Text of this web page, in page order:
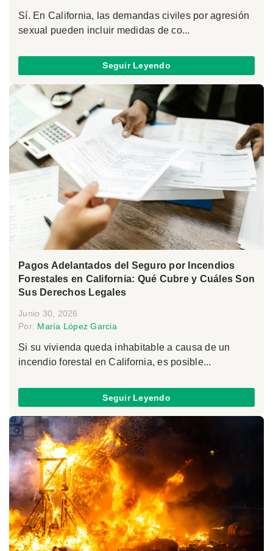
Sí. En California, las demandas civiles por agresión
sexual pueden incluir medidas de co...
Seguir Leyendo
Pagos Adelantados del Seguro por Incendios
Forestales en California: Qué Cubre y Cuáles Son
Sus Derechos Legales
Junio 30, 2026
Por: María López Garcia
Si su vivienda queda inhabitable a causa de un
incendio forestal en California, es posible...
Seguir Leyendo